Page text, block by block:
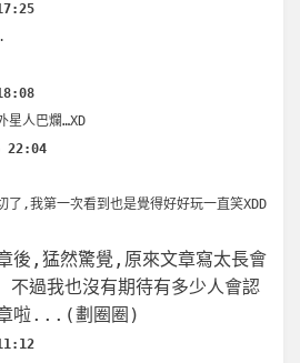
星人巴爛…XD
22:04
了,我第一次看到也是覺得好好玩一直笑XDD
後,猛然驚覺,原來文章寫太長會
不過我也沒有期待有多少人會認
章啦...(劃圈圈)